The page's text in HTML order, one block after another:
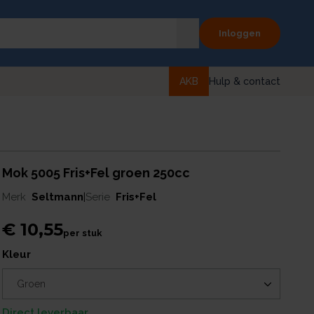
Inloggen
AKB Hulp & contact
Mok 5005 Fris+Fel groen 250cc
Merk Seltmann|Serie Fris+Fel
€ 10,55per stuk
kleur